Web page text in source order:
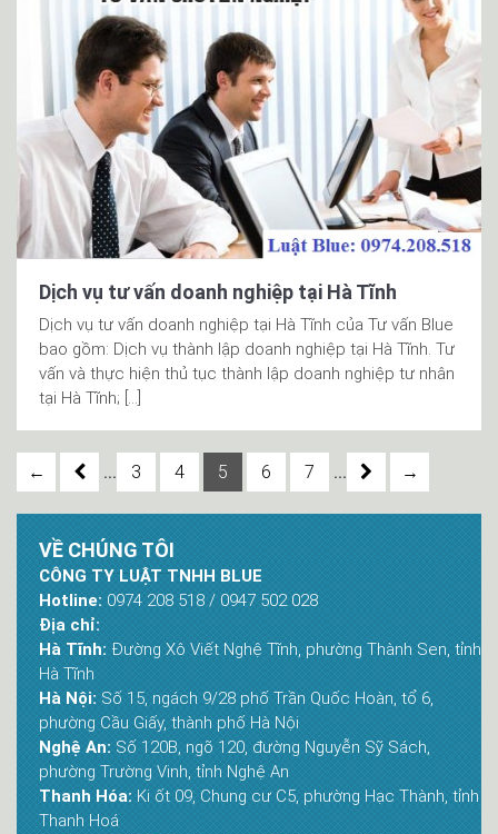
Dịch vụ tư vấn doanh nghiệp tại Hà Tĩnh
Dịch vụ tư vấn doanh nghiệp tại Hà Tĩnh của Tư vấn Blue
bao gồm: Dịch vụ thành lập doanh nghiệp tại Hà Tĩnh. Tư
vấn và thực hiện thủ tục thành lập doanh nghiệp tư nhân
tại Hà Tĩnh; […]
← ... 3 4 5 6 7 ... →
VỀ CHÚNG TÔI
CÔNG TY LUẬT TNHH BLUE
Hotline: 0974 208 518 / 0947 502 028
Địa chỉ:
Hà Tĩnh: Đường Xô Viết Nghệ Tĩnh, phường Thành Sen, tỉnh
Hà Tĩnh
Hà Nội: Số 15, ngách 9/28 phố Trần Quốc Hoàn, tổ 6,
phường Cầu Giấy, thành phố Hà Nội
Nghệ An: Số 120B, ngõ 120, đường Nguyễn Sỹ Sách,
phường Trường Vinh, tỉnh Nghệ An
Thanh Hóa: Ki ốt 09, Chung cư C5, phường Hạc Thành, tỉnh
Thanh Hoá